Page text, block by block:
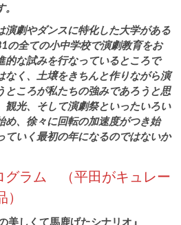
演劇やダンスに特化した大学がある
の全ての小中学校で演劇教育をお
的な試みを行なっているところで
なく、土壌をきちんと作りながら演
ところが私たちの強みであろうと思
観光、そして演劇祭といったいろい
め、徐々に回転の加速度がつき始
ていく最初の年になるのではないか
グラム （平田がキュレー
美しくて馬鹿げたシナリオ』